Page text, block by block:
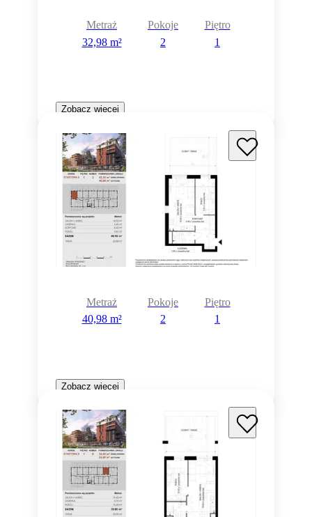
Metraż
32,98 m²
Pokoje
2
Piętro
1
Zobacz więcej
Metraż
40,98 m²
Pokoje
2
Piętro
1
Zobacz więcej